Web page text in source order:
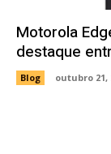
Motorola
destaque
Blog outubro 21,